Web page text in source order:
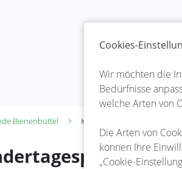
Bienenbüttel Kindertagespflege
Cookies-
Wir möchten die
Bedürfnisse
welche Arten von
Die Arten von
können Ihre
„Cookie-